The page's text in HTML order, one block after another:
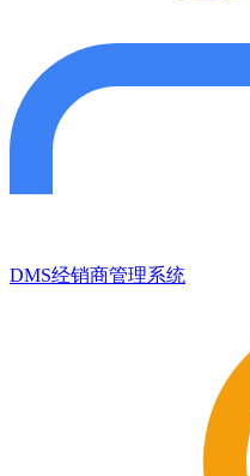
DMS经销商管理系统